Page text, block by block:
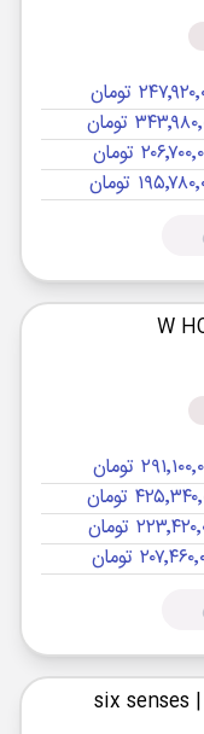
تومان
تومان
تومان
تومان
تومان
تومان
تومان
تومان
| six senses